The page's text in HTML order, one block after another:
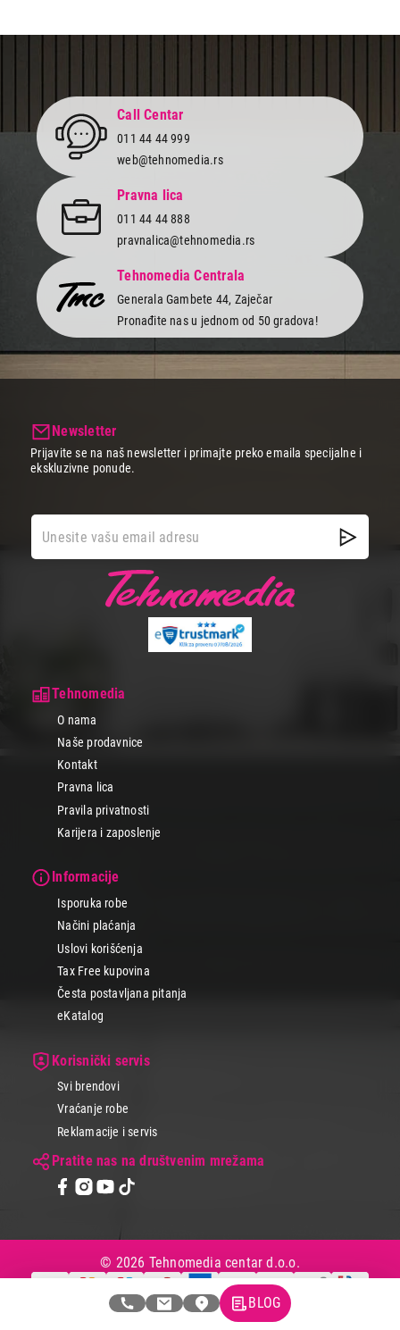
Završi kupovinu
Call Centar
011 44 44 999
web@tehnomedia.rs
Pravna lica
011 44 44 888
pravnalica@tehnomedia.rs
Tehnomedia Centrala
Generala Gambete 44, Zaječar
Pronađite nas u jednom od 50 gradova!
Tehnomedia
O nama
Naše prodavnice
Kontakt
Pravna lica
Pravila privatnosti
Karijera i zaposlenje
Informacije
Isporuka robe
Načini plaćanja
Uslovi korišćenja
Tax Free kupovina
Česta postavljana pitanja
eKatalog
Korisnički servis
Svi brendovi
Vraćanje robe
Reklamacije i servis
Pratite nas na društvenim mrežama
Newsletter
Prijavite se na naš newsletter i primajte preko emaila specijalne i
ekskluzivne ponude.
© 2026 Tehnomedia centar d.o.o.
BLOG